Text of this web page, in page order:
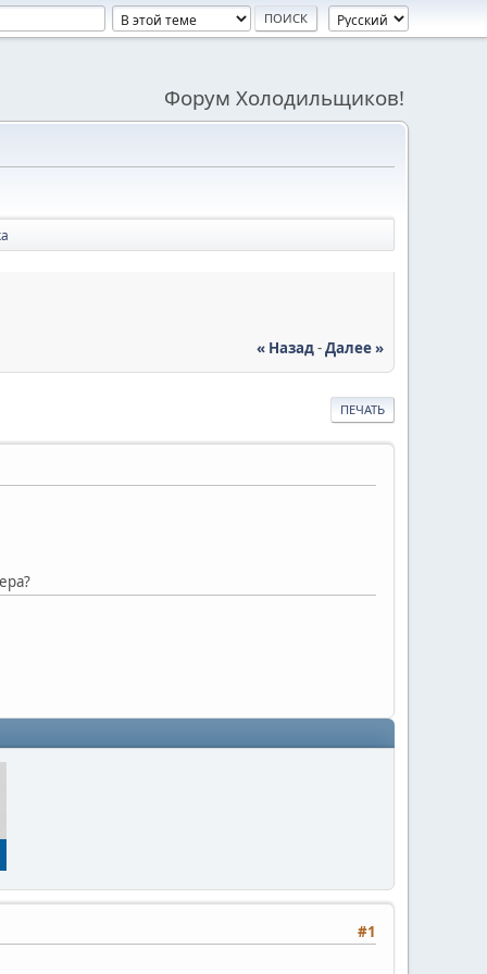
Форум Холодильщиков!
« Назад-Далее »
ПЕЧАТЬ
#1